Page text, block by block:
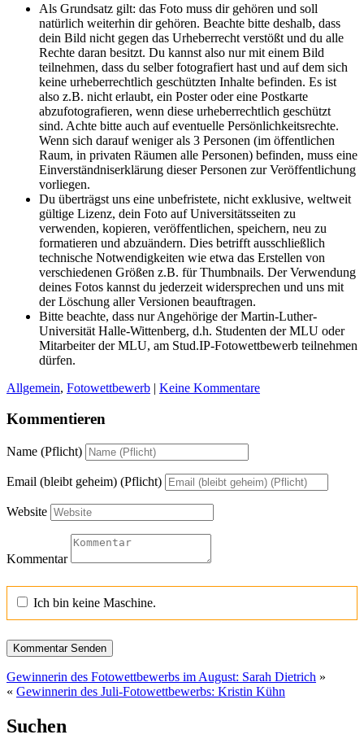
Als Grundsatz gilt: das Foto muss dir gehören und soll
natürlich weiterhin dir gehören. Beachte bitte deshalb, dass
dein Bild nicht gegen das Urheberrecht verstößt und du alle
Rechte daran besitzt. Du kannst also nur mit einem Bild
teilnehmen, dass du selber fotografiert hast und auf dem sich
keine urheberrechtlich geschützten Inhalte befinden. Es ist
also z.B. nicht erlaubt, ein Poster oder eine Postkarte
abzufotografieren, wenn diese urheberrechtlich geschützt
sind. Achte bitte auch auf eventuelle Persönlichkeitsrechte.
Wenn sich darauf weniger als 3 Personen (im öffentlichen
Raum, in privaten Räumen alle Personen) befinden, muss eine
Einverständniserklärung dieser Personen zur Veröffentlichung
vorliegen.
Du überträgst uns eine unbefristete, nicht exklusive, weltweit
gültige Lizenz, dein Foto auf Universitätsseiten zu
verwenden, kopieren, veröffentlichen, speichern, neu zu
formatieren und abzuändern. Dies betrifft ausschließlich
technische Notwendigkeiten wie etwa das Erstellen von
verschiedenen Größen z.B. für Thumbnails. Der Verwendung
deines Fotos kannst du jederzeit widersprechen und uns mit
der Löschung aller Versionen beauftragen.
Bitte beachte, dass nur Angehörige der Martin-Luther-
Universität Halle-Wittenberg, d.h. Studenten der MLU oder
Mitarbeiter der MLU, am Stud.IP-Fotowettbewerb teilnehmen
dürfen.
Allgemein, Fotowettbewerb | Keine Kommentare
Kommentieren
Name (Pflicht)
Email (bleibt geheim) (Pflicht)
Website
Kommentar
Ich bin keine Maschine.
Gewinnerin des Fotowettbewerbs im August: Sarah Dietrich »
« Gewinnerin des Juli-Fotowettbewerbs: Kristin Kühn
Suchen